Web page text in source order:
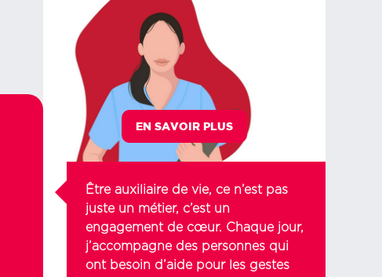
EN SAVOIR PLUS
Être auxiliaire de vie, ce n’est pas
juste un métier, c’est un
engagement de cœur. Chaque jour,
j’accompagne des personnes qui
ont besoin d’aide pour les gestes